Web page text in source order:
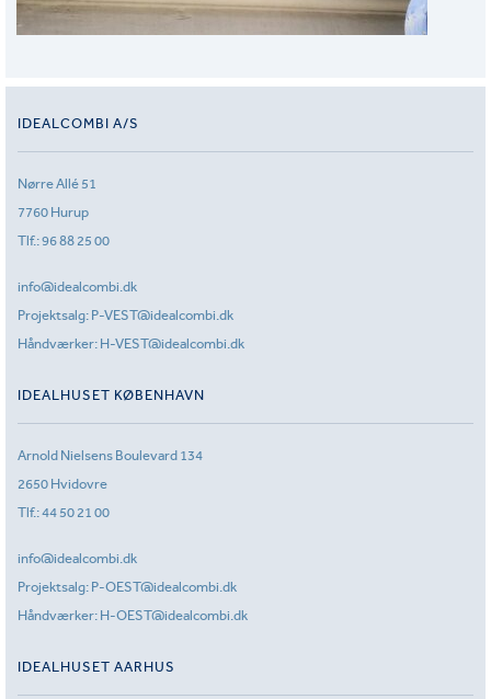
IDEALCOMBI A/S
Nørre Allé 51
7760 Hurup
Tlf.:96 88 25 00
info@idealcombi.dk
Projektsalg: P-VEST@idealcombi.dk
Håndværker: H-VEST@idealcombi.dk
IDEALHUSET KØBENHAVN
Arnold Nielsens Boulevard 134
2650 Hvidovre
Tlf.:44 50 21 00
info@idealcombi.dk
Projektsalg: P-OEST@idealcombi.dk
Håndværker: H-OEST@idealcombi.dk
IDEALHUSET AARHUS